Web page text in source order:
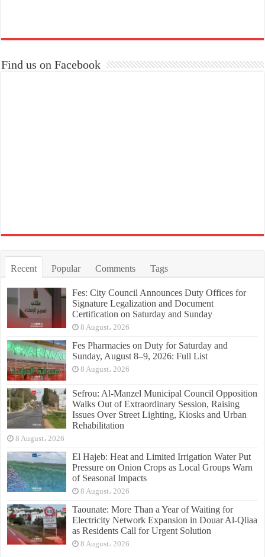
Find us on Facebook
Recent Popular Comments Tags
Fes: City Council Announces Duty Offices for
Signature Legalization and Document
Certification on Saturday and Sunday
8 August، 2026
Fes Pharmacies on Duty for Saturday and
Sunday, August 8–9, 2026: Full List
8 August، 2026
Sefrou: Al-Manzel Municipal Council Opposition
Walks Out of Extraordinary Session, Raising
Issues Over Street Lighting, Kiosks and Urban
Rehabilitation
8 August، 2026
El Hajeb: Heat and Limited Irrigation Water Put
Pressure on Onion Crops as Local Groups Warn
of Seasonal Impacts
8 August، 2026
Taounate: More Than a Year of Waiting for
Electricity Network Expansion in Douar Al-Qliaa
as Residents Call for Urgent Solution
8 August، 2026